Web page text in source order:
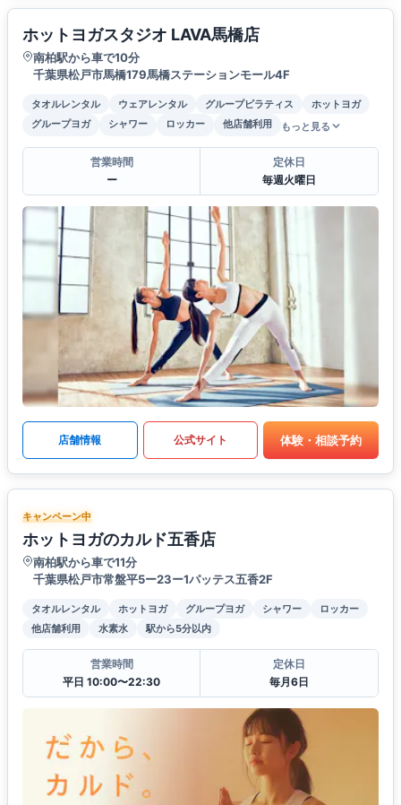
ホットヨガスタジオ LAVA馬橋店
南柏駅から車で10分
千葉県松戸市馬橋179馬橋ステーションモール4F
タオルレンタル ウェアレンタル グループピラティス
ホットヨガ
グループヨガ
シャワー ロッカー 他店舗利用 もっと見る
営業時間
ー
定休日
毎週火曜日
店舗情報 公式サイト 体験・相談予約
キャンペーン中
ホットヨガのカルド五香店
南柏駅から車で11分
千葉県松戸市常盤平5ー23ー1パッテス五香2F
タオルレンタル ホットヨガ グループヨガ シャワー
ロッカー
他店舗利用
水素水 駅から5分以内
営業時間
平日 10:00〜22:30
定休日
毎月6日